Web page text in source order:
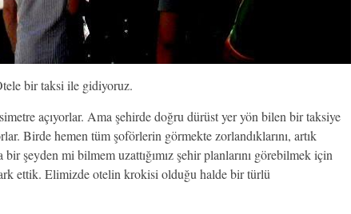
bir taksi ile gidiyoruz.
açıyorlar. Ama şehirde doğru dürüst yer yön bilen bir taksiye
Birde hemen tüm şoförlerin görmekte zorlandıklarını, artık
şeyden mi bilmem uzattığımız şehir planlarını görebilmek için
ettik. Elimizde otelin krokisi olduğu halde bir türlü